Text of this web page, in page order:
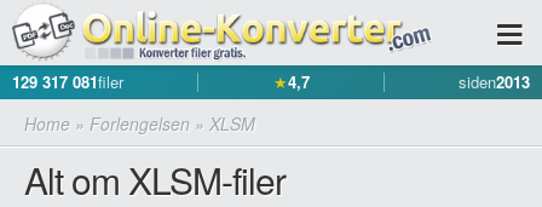
129 317 081filer ★4,7 siden2013
Home » Forlengelsen » XLSM
Alt om XLSM-filer